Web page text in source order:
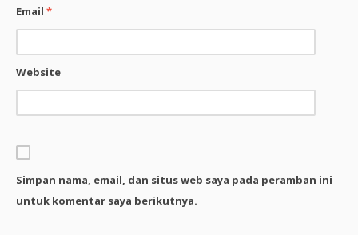
Email*
Website
Simpan nama, email, dan situs web saya pada peramban ini
untuk komentar saya berikutnya.